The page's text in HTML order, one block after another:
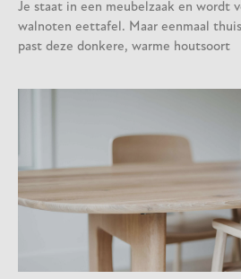
Je staat in een meubelzaak en wordt
walnoten eettafel. Maar eenmaal
past deze donkere, warme houtsoort